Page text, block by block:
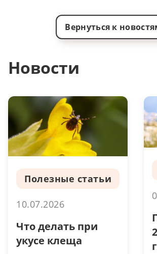
Вернуться к
Новости
Полезные статьи
10.07.2026
Что делать при
укусе клеща